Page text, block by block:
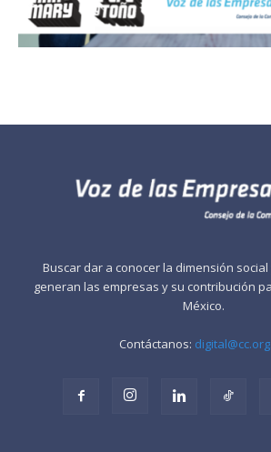
Buscar dar a conocer la dimensión
generan las empresas y su contribución
México.
Contáctanos: